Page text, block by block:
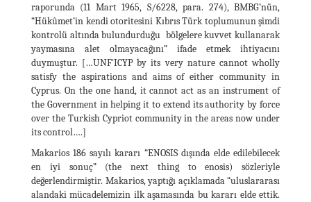
raporunda (11 Mart 1965, S/6228, para. 274), BMBG’nün,
“Hükûmet’in kendi otoritesini Kıbrıs Türk toplumunun şimdi
kontrolü altında bulundurduğu bölgelere kuvvet kullanarak
yaymasına alet olmayacağını” ifade etmek ihtiyacını
duymuştur. […UNF'ICYP by its very nature cannot wholly
satisfy the aspirations and aims of either community in
Cyprus. On the one hand, it cannot act as an instrument of
the Government in helping it to extend its authority by force
over the Turkish Cypriot community in the areas now under
its control….]
Makarios 186 sayılı kararı “ENOSIS dışında elde edilebilecek
en iyi sonuç” (the next thing to enosis) sözleriyle
değerlendirmiştir. Makarios, yaptığı açıklamada “uluslararası
alandaki mücadelemizin ilk aşamasında bu kararı elde ettik.